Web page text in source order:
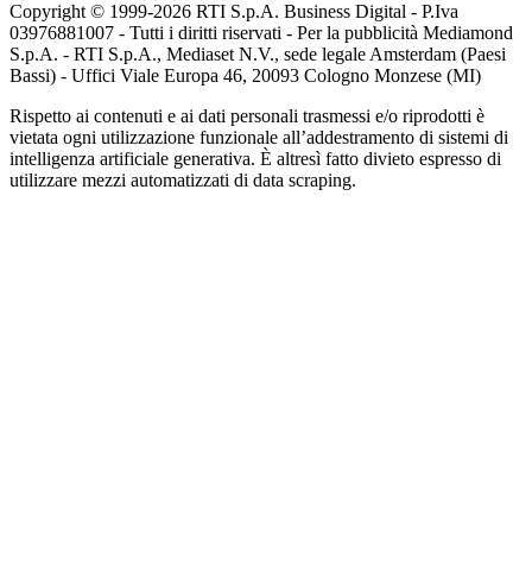
Copyright © 1999-2026 RTI S.p.A. Business Digital - P.Iva
03976881007 - Tutti i diritti riservati - Per la pubblicità Mediamond
S.p.A. - RTI S.p.A., Mediaset N.V., sede legale Amsterdam (Paesi
Bassi) - Uffici Viale Europa 46, 20093 Cologno Monzese (MI)
Rispetto ai contenuti e ai dati personali trasmessi e/o riprodotti è
vietata ogni utilizzazione funzionale all’addestramento di sistemi di
intelligenza artificiale generativa. È altresì fatto divieto espresso di
utilizzare mezzi automatizzati di data scraping.